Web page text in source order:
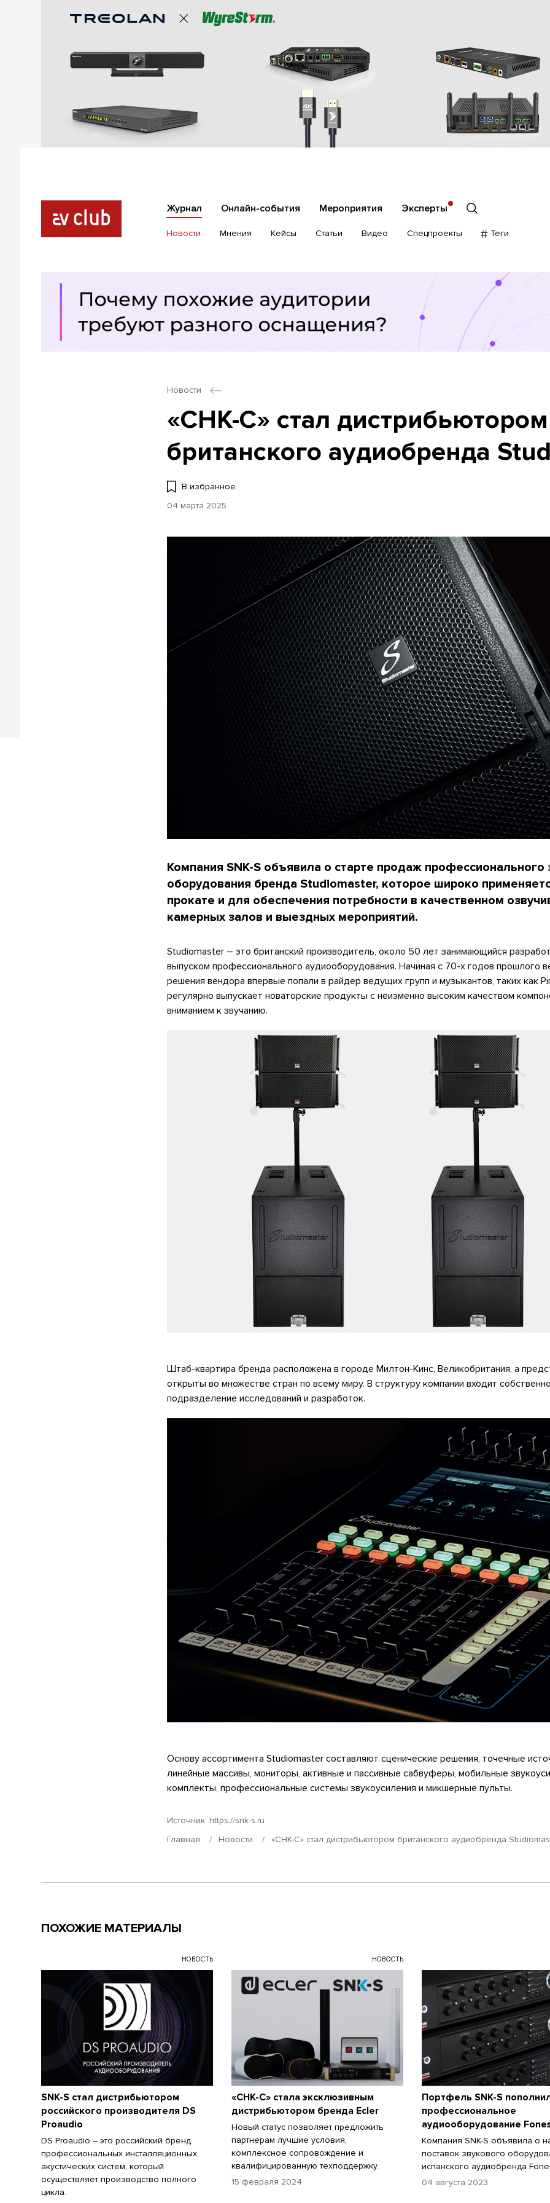
Журнал Онлайн-события Мероприятия Эксперты
Новости Мнения Кейсы Статьи Видео Спецпроекты Теги
Новости
«СНК-С» стал дистрибьютором
британского аудиобренда
В избранное
04 марта 2025
Компания SNK-S объявила о старте продаж профессионального
оборудования бренда Studiomaster, которое широко
прокате и для обеспечения потребности в качественном
камерных залов и выездных мероприятий.
Studiomaster – это британский производитель, около 50 лет занимающийся
выпуском профессионального аудиооборудования. Начиная с 70-х годов прошлого
решения вендора впервые попали в райдер ведущих групп и музыкантов, таких как
регулярно выпускает новаторские продукты с неизменно высоким качеством
вниманием к звучанию.
Штаб-квартира бренда расположена в городе Милтон-Кинс, Великобритания, а
открыты во множестве стран по всему миру. В структуру компании входит
подразделение исследований и разработок.
Основу ассортимента Studiomaster составляют сценические решения, точечные
линейные массивы, мониторы, активные и пассивные сабвуферы, мобильные
комплекты, профессиональные системы звукоусиления и микшерные пульты.
Источник: https://snk-s.ru
Главная
Новости «СНК-С» стал дистрибьютором британского аудиобренда
ПОХОЖИЕ МАТЕРИАЛЫ
НОВОСТЬ
SNK-S стал дистрибьютором
российского производителя DS
Proaudio
DS Proaudio – это российский бренд
профессиональных инсталляционных
акустических систем, который
осуществляет производство полного
цикла.
НОВОСТЬ
«СНК-С» стала эксклюзивным
дистрибьютором бренда Ecler
Новый статус позволяет предложить
партнерам лучшие условия,
комплексное сопровождение и
квалифицированную техподдержку.
15 февраля 2024
Портфель SNK-S
профессиональное
аудиооборудование
Компания SNK-S объявила о
поставок звукового
испанского аудиобренда
04 августа 2023